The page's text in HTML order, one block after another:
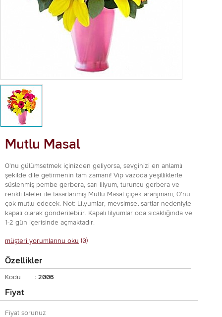
Mutlu Masal
O'nu gülümsetmek içinizden geliyorsa, sevginizi en anlamlı
şekilde dile getirmenin tam zamanı! Vip vazoda yeşilliklerle
süslenmiş pembe gerbera, sarı lilyum, turuncu gerbera ve
renkli laleler ile tasarlanmış Mutlu Masal çiçek aranjmanı, O'nu
çok mutlu edecek. Not: Lilyumlar, mevsimsel şartlar nedeniyle
kapalı olarak gönderilebilir. Kapalı lilyumlar oda sıcaklığında ve
1-2 gün içerisinde açmaktadır.
müşteri yorumlarınu oku (0)
Özellikler
Kodu : 2006
Fiyat
Fiyat sorunuz